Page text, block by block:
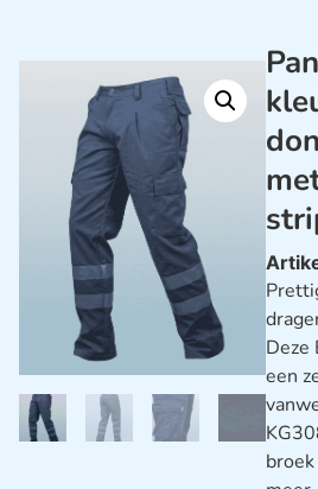
Deze
een